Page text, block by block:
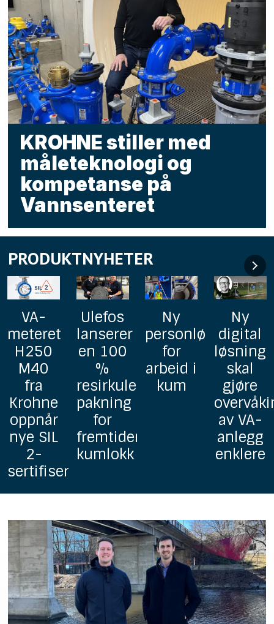
KROHNE stiller med
måleteknologi og
kompetanse på
Vannsenteret
PRODUKTNYHETER
Ulefos
lanserer
en 100
%
resirkulerbar
pakning
for
fremtidens
kumlokk
Ny
personløfter
for
arbeid i
kum
Ny
digital
løsning
skal
gjøre
overvåking
GF
lanserer
Uponor
i PP